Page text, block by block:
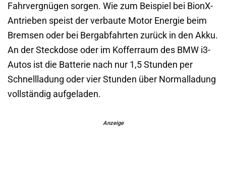
Fahrvergnügen sorgen. Wie zum Beispiel bei BionX-
Antrieben speist der verbaute Motor Energie beim
Bremsen oder bei Bergabfahrten zurück in den Akku.
An der Steckdose oder im Kofferraum des BMW i3-
Autos ist die Batterie nach nur 1,5 Stunden per
Schnellladung oder vier Stunden über Normalladung
vollständig aufgeladen.
Anzeige